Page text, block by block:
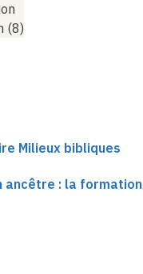
(8)
Milieux bibliques
ancêtre : la formation